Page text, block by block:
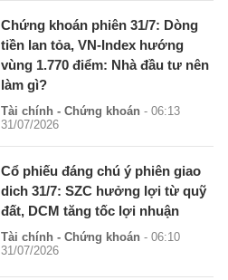
Chứng khoán phiên 31/7: Dòng
tiền lan tỏa, VN-Index hướng
vùng 1.770 điểm: Nhà đầu tư nên
làm gì?
Tài chính - Chứng khoán - 06:13
31/07/2026
Cổ phiếu đáng chú ý phiên giao
dich 31/7: SZC hưởng lợi từ quỹ
đất, DCM tăng tốc lợi nhuận
Tài chính - Chứng khoán - 06:10
31/07/2026